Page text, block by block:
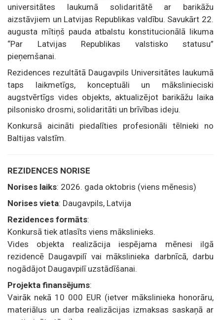
universitātes laukumā solidaritātē ar barikāžu
aizstāvjiem un Latvijas Republikas valdību. Savukārt 22.
augusta mītiņš pauda atbalstu konstitucionālā likuma
“Par Latvijas Republikas valstisko statusu”
pieņemšanai.
Rezidences rezultātā Daugavpils Universitātes laukumā
taps laikmetīgs, konceptuāli un mākslinieciski
augstvērtīgs vides objekts, aktualizējot barikāžu laika
pilsonisko drosmi, solidaritāti un brīvības ideju.
Konkursā aicināti piedalīties profesionāli tēlnieki no
Baltijas valstīm.
REZIDENCES NORISE
Norises laiks: 2026. gada oktobris (viens mēnesis)
Norises vieta: Daugavpils, Latvija
Rezidences formāts:
Konkursā tiek atlasīts viens mākslinieks.
Vides objekta realizācija iespējama mēnesi ilgā
rezidencē Daugavpilī vai mākslinieka darbnīcā, darbu
nogādājot Daugavpilī uzstādīšanai.
Projekta finansējums:
Vairāk nekā 10 000 EUR (ietver mākslinieka honorāru,
materiālus un darba realizācijas izmaksas saskaņā ar